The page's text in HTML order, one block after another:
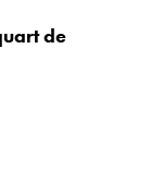
de